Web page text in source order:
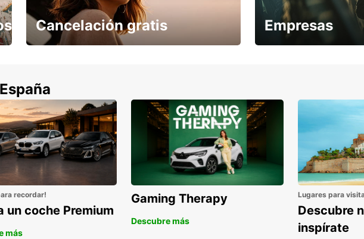
Cancelación gratis Empresas
recordar!
un coche Premium
más
Gaming Therapy
Descubre más
Lugares para
Descubre
inspírate